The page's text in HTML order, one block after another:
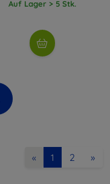
Auf Lager > 5 Stk.
« 1 2 »